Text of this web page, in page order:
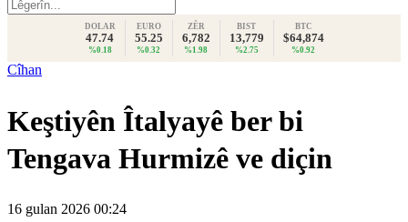
DOLAR
47.74
%0.18
EURO
55.25
%0.32
ZÊR
6,782
%1.98
BIST
13,779
%2.75
BTC
$64,874
%0.92
Cîhan
Keştiyên Îtalyayê ber bi
Tengava Hurmizê ve diçin
16 gulan 2026 00:24